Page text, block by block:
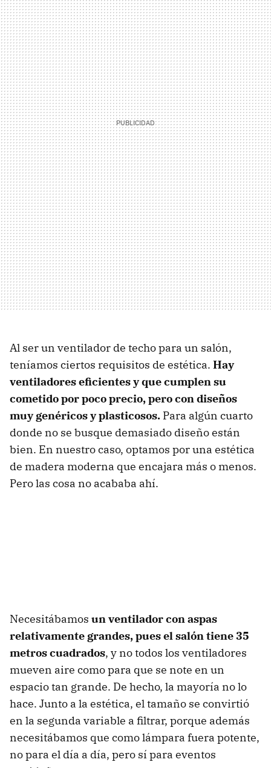
Al ser un ventilador de techo para un salón,
teníamos ciertos requisitos de estética. Hay
ventiladores eficientes y que cumplen su
cometido por poco precio, pero con diseños
muy genéricos y plasticosos. Para algún cuarto
donde no se busque demasiado diseño están
bien. En nuestro caso, optamos por una estética
de madera moderna que encajara más o menos.
Pero las cosa no acababa ahí.
Necesitábamos un ventilador con aspas
relativamente grandes, pues el salón tiene 35
metros cuadrados, y no todos los ventiladores
mueven aire como para que se note en un
espacio tan grande. De hecho, la mayoría no lo
hace. Junto a la estética, el tamaño se convirtió
en la segunda variable a filtrar, porque además
necesitábamos que como lámpara fuera potente,
no para el día a día, pero sí para eventos